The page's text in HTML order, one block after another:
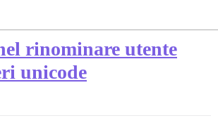
rinominare utente
unicode